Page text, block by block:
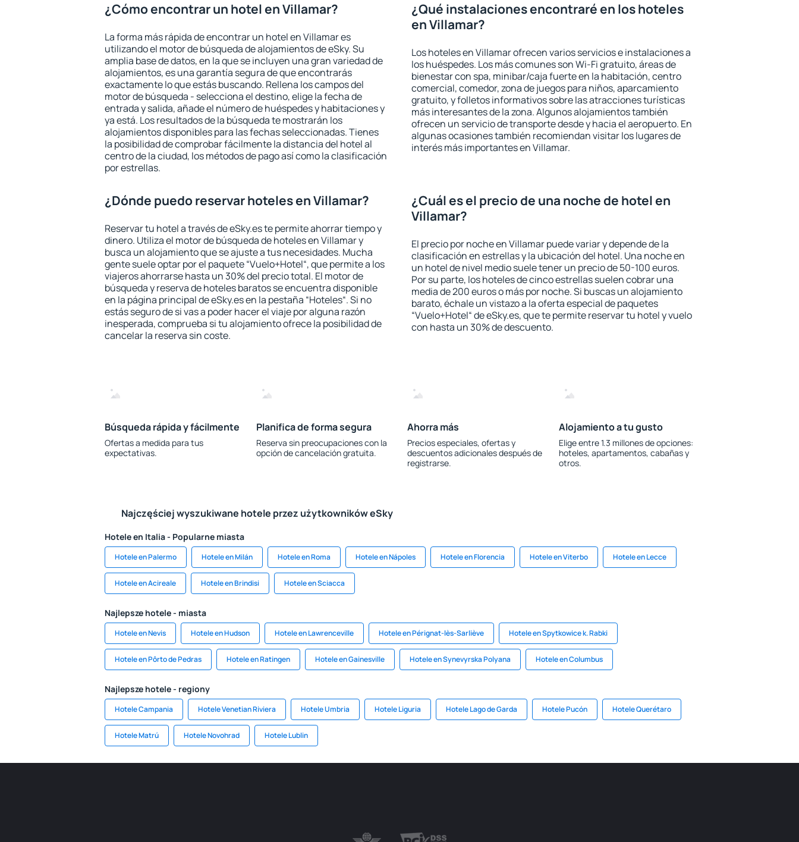
¿Cómo encontrar un hotel en Villamar?
La forma más rápida de encontrar un hotel en Villamar es
utilizando el motor de búsqueda de alojamientos de eSky. Su
amplia base de datos, en la que se incluyen una gran variedad de
alojamientos, es una garantía segura de que encontrarás
exactamente lo que estás buscando. Rellena los campos del
motor de búsqueda - selecciona el destino, elige la fecha de
entrada y salida, añade el número de huéspedes y habitaciones y
ya está. Los resultados de la búsqueda te mostrarán los
alojamientos disponibles para las fechas seleccionadas. Tienes
la posibilidad de comprobar fácilmente la distancia del hotel al
centro de la ciudad, los métodos de pago así como la clasificación
por estrellas.
¿Qué instalaciones encontraré en los hoteles
en Villamar?
Los hoteles en Villamar ofrecen varios servicios e instalaciones a
los huéspedes. Los más comunes son Wi-Fi gratuito, áreas de
bienestar con spa, minibar/caja fuerte en la habitación, centro
comercial, comedor, zona de juegos para niños, aparcamiento
gratuito, y folletos informativos sobre las atracciones turísticas
más interesantes de la zona. Algunos alojamientos también
ofrecen un servicio de transporte desde y hacia el aeropuerto. En
algunas ocasiones también recomiendan visitar los lugares de
interés más importantes en Villamar.
¿Dónde puedo reservar hoteles en Villamar?
Reservar tu hotel a través de eSky.es te permite ahorrar tiempo y
dinero. Utiliza el motor de búsqueda de hoteles en Villamar y
busca un alojamiento que se ajuste a tus necesidades. Mucha
gente suele optar por el paquete “Vuelo+Hotel“, que permite a los
viajeros ahorrarse hasta un 30% del precio total. El motor de
búsqueda y reserva de hoteles baratos se encuentra disponible
en la página principal de eSky.es en la pestaña “Hoteles“. Si no
estás seguro de si vas a poder hacer el viaje por alguna razón
inesperada, comprueba si tu alojamiento ofrece la posibilidad de
cancelar la reserva sin coste.
¿Cuál es el precio de una noche de hotel en
Villamar?
El precio por noche en Villamar puede variar y depende de la
clasificación en estrellas y la ubicación del hotel. Una noche en
un hotel de nivel medio suele tener un precio de 50-100 euros.
Por su parte, los hoteles de cinco estrellas suelen cobrar una
media de 200 euros o más por noche. Si buscas un alojamiento
barato, échale un vistazo a la oferta especial de paquetes
“Vuelo+Hotel“ de eSky.es, que te permite reservar tu hotel y vuelo
con hasta un 30% de descuento.
Búsqueda rápida y fácilmente
Ofertas a medida para tus
expectativas.
Planifica de forma segura
Reserva sin preocupaciones con la
opción de cancelación gratuita.
Ahorra más
Precios especiales, ofertas y
descuentos adicionales después de
registrarse.
Alojamiento a tu gusto
Elige entre 1.3 millones de opciones:
hoteles, apartamentos, cabañas y
otros.
Najczęściej wyszukiwane hotele przez użytkowników eSky
Hotele en Italia - Popularne miasta
Hotele en Palermo Hotele en Milán Hotele en Roma Hotele en Nápoles Hotele en Florencia Hotele en Viterbo Hotele en Lecce
Hotele en Acireale Hotele en Brindisi Hotele en Sciacca
Najlepsze hotele - miasta
Hotele en Nevis Hotele en Hudson Hotele en Lawrenceville Hotele en Pérignat-lès-Sarliève Hotele en Spytkowice k. Rabki
Hotele en Pôrto de Pedras Hotele en Ratingen Hotele en Gainesville Hotele en Synevyrska Polyana Hotele en Columbus
Najlepsze hotele - regiony
Hotele Campania Hotele Venetian Riviera Hotele Umbria Hotele Liguria Hotele Lago de Garda Hotele Pucón Hotele Querétaro
Hotele Matrú Hotele Novohrad Hotele Lublin